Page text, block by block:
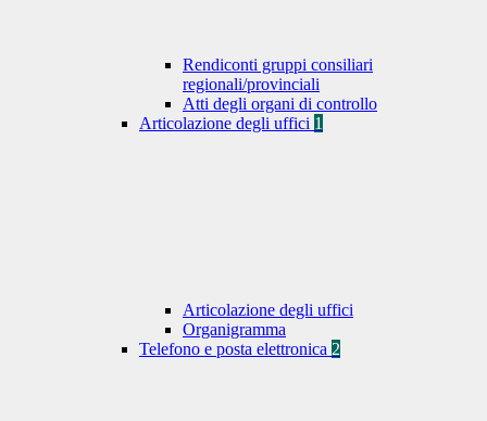
Rendiconti gruppi consiliari
regionali/provinciali
Atti degli organi di controllo
Articolazione degli uffici 1
Articolazione degli uffici
Organigramma
Telefono e posta elettronica 2